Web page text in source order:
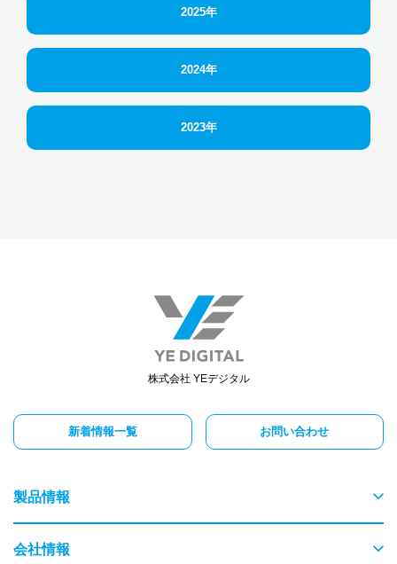
2025年
2024年
2023年
株式会社 YEデジタル
新着情報一覧 お問い合わせ
製品情報
物流
会社情報